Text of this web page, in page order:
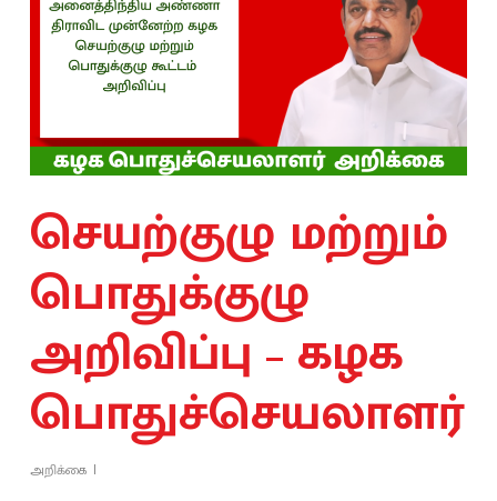
செயற்குழு மற்றும்
பொதுக்குழு
அறிவிப்பு – கழக
பொதுச்செயலாளர்
அறிக்கை